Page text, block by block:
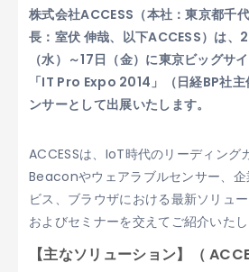
株式会社ACCESS（本社：東京都千
長：室伏 伸哉、以下ACCESS）は、
（水）～17日（金）に東京ビッグサ
「IT Pro Expo 2014」（日経BP社
ンサーとして出展いたします。
ACCESSは、IoT時代のリーディング
Beaconやウェアラブルセンサー、
ビス、ブラウザにおける最新ソリュ
およびセミナーを交えてご紹介いたし
【主なソリューション】（